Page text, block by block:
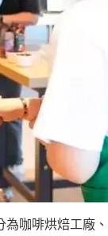
咖啡烘焙工廠